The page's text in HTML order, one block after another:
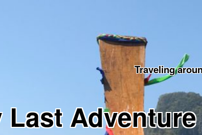
Traveling
Last Adventure